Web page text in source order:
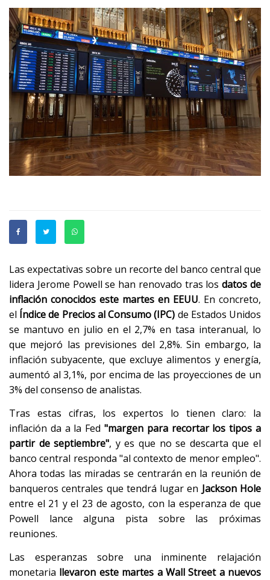
Las expectativas sobre un recorte del banco central que
lidera Jerome Powell se han renovado tras losdatos de
inflación conocidos este martes en EEUU. En concreto,
el Índice de Precios al Consumo (IPC) de Estados Unidos
se mantuvo en julio en el 2,7% en tasa interanual, lo
que mejoró las previsiones del 2,8%. Sin embargo, la
inflación subyacente, que excluye alimentos y energía,
aumentó al 3,1%, por encima de las proyecciones de un
3% del consenso de analistas.
Tras estas cifras, los expertos lo tienen claro: la
inflación da a la Fed "margen para recortar los tipos a
partir de septiembre", y es que no se descarta que el
banco central responda "al contexto de menor empleo".
Ahora todas las miradas se centrarán en la reunión de
banqueros centrales que tendrá lugar en Jackson Hole
entre el 21 y el 23 de agosto, con la esperanza de que
Powell lance alguna pista sobre las próximas
reuniones.
Las esperanzas sobre una inminente relajación
monetaria llevaron este martes a Wall Street a nuevos